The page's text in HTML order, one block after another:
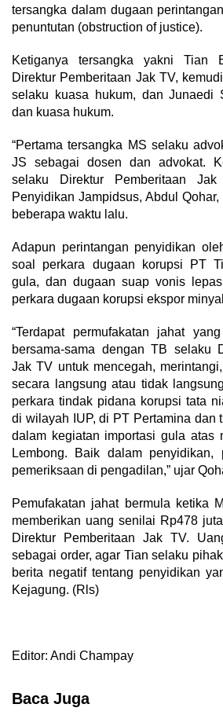
tersangka dalam dugaan
penuntutan (obstruction of justice).
Ketiganya tersangka yakni Tian
Direktur Pemberitaan Jak TV,
selaku kuasa hukum, dan Junaedi
dan kuasa hukum.
“Pertama tersangka MS selaku
JS sebagai dosen dan advokat.
selaku Direktur Pemberitaan
Penyidikan Jampidsus, Abdul
beberapa waktu lalu.
Adapun perintangan penyidikan
soal perkara dugaan korupsi PT
gula, dan dugaan suap vonis
perkara dugaan korupsi ekspor
“Terdapat permufakatan jahat
bersama-sama dengan TB selaku
Jak TV untuk mencegah,
secara langsung atau tidak
perkara tindak pidana korupsi tata
di wilayah IUP, di PT Pertamina dan
dalam kegiatan importasi gula atas
Lembong. Baik dalam penyidikan,
pemeriksaan di pengadilan,” ujar
Pemufakatan jahat bermula ketika
memberikan uang senilai Rp478
Direktur Pemberitaan Jak TV.
sebagai order, agar Tian selaku
berita negatif tentang penyidikan
Kejagung. (Rls)
Editor: Andi Champay
Baca Juga